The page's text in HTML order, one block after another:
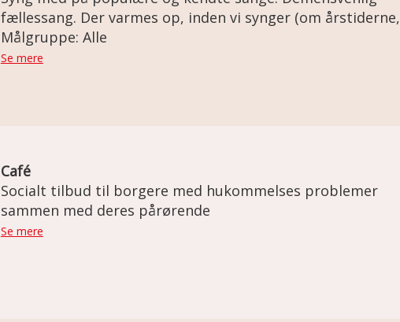
fællessang. Der varmes op, inden vi synger (om årstiderne,
glæder, sorger, naturen, og meget mere i selskab) med
musikterapeut og organist Hugo Jensen.
Målgruppe: Alle
Se mere
Café
Socialt tilbud til borgere med hukommelses problemer
sammen med deres pårørende
Se mere